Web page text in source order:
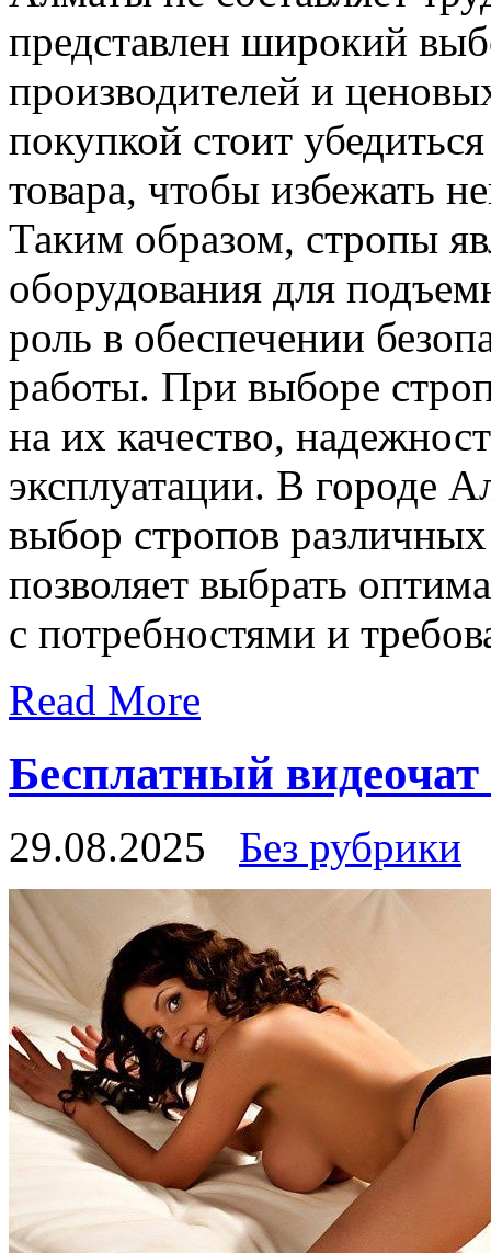
представлен широкий
производителей и
покупкой стоит
товара, чтобы избежать
Таким образом, стропы
оборудования для
роль в обеспечении
работы. При выборе
на их качество,
эксплуатации. В городе
выбор стропов
позволяет выбрать
с потребностями и
Read More
Бесплатный
29.08.2025 Без рубрики